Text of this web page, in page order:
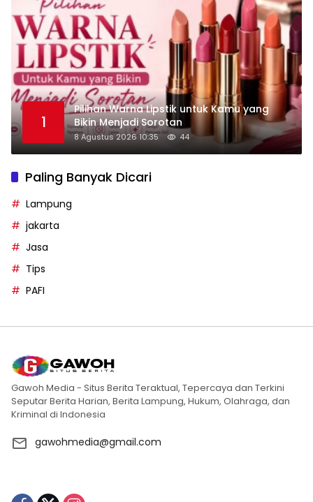
1
Pilihan Warna Lipstik untuk Kamu yang
Bikin Menjadi Sorotan
8 Agustus 2026 10:35 44
Paling Banyak Dicari
Lampung
jakarta
Jasa
Tips
PAFI
Gawoh Media - Situs Berita Teraktual, Tepercaya dan Terkini
Seputar Berita Harian, Berita Lampung, Hukum, Olahraga, dan
Kriminal di Indonesia
gawohmedia@gmail.com